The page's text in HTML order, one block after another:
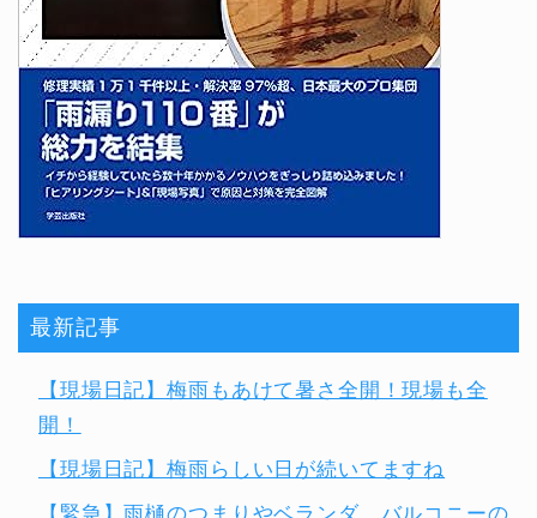
最新記事
【現場日記】梅雨もあけて暑さ全開！現場も全
開！
【現場日記】梅雨らしい日が続いてますね